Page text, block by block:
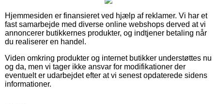
Hjemmesiden er finansieret ved hjælp af reklamer. Vi har et
fast samarbejde med diverse online webshops derved at vi
annoncerer butikkernes produkter, og indtjener betaling når
du realiserer en handel.
Viden omkring produkter og internet butikker understøttes nu
og da, men vi tager ikke ansvar for modifikationer der
eventuelt er udarbejdet efter at vi senest opdaterede sidens
informationer.